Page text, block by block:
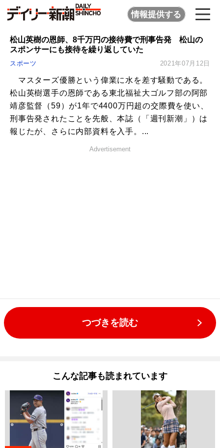
情報提供する
松山英樹の恩師、8千万円の接待費で刑事告発 松山の
スポンサーにも接待を繰り返していた
スポーツ 2021年07月12日
マスターズ優勝という偉業に水を差す騒動である。
松山英樹選手の恩師である東北福祉大ゴルフ部の阿部
靖彦監督（59）が1年で4400万円超の交際費を使い、
刑事告発されたことを先般、本誌（「週刊新潮」）は
報じたが、さらに内部資料を入手。...
Advertisement
つづきを読む
こんな記事も読まれています